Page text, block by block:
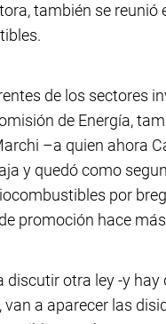
también se reunió
de los sectores
de Energía,
–a quien ahora
y quedó como
por
promoción hace
otra ley -y hay
a aparecer las